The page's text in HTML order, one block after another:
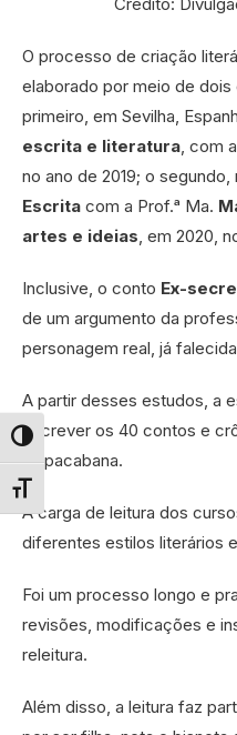
Alternar alto contraste
Alternar tamanho da fonte
O processo de criação
elaborado por meio de
primeiro, em Sevilha,
escrita e literatura , com
no ano de 2019; o
Escrita com a Prof.ᵃ Ma.
artes e ideias , em 2020,
Inclusive, o conto Ex-
de um argumento da
personagem real, já
A partir desses estudos, a
escrever os 40 contos e
Copacabana.
A carga de leitura dos
diferentes estilos literários
Foi um processo longo e
revisões, modificações e
releitura.
Além disso, a leitura faz